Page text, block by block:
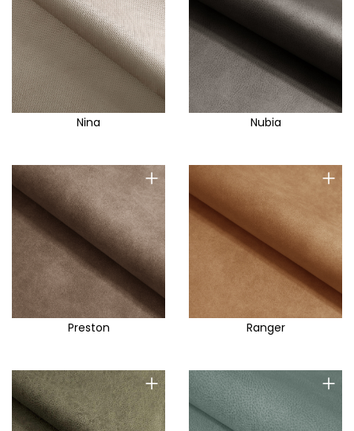
Nina Nubia
+
Preston
+
Ranger
+ +